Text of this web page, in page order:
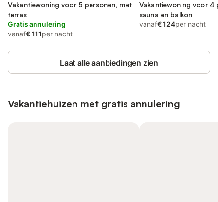
Vakantiewoning voor 5 personen, met
terras
Gratis annulering
vanaf€ 111per nacht
Waddeneilanden
Vakantiewoning voor 4
sauna en balkon
vanaf€ 124per nacht
Laat alle aanbiedingen zien
Vakantiehuizen met gratis annulering